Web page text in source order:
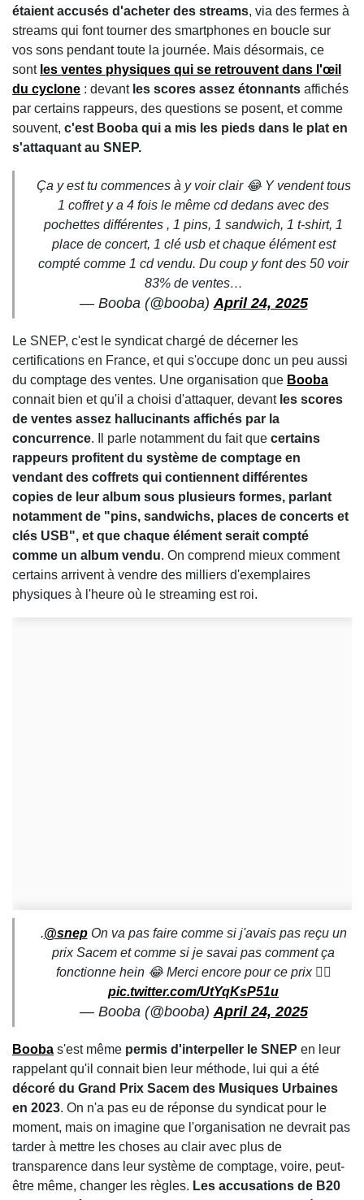
étaient accusés d'acheter des streams, via des fermes à
streams qui font tourner des smartphones en boucle sur
vos sons pendant toute la journée. Mais désormais, ce
sont les ventes physiques qui se retrouvent dans l'œil
du cyclone : devantles scores assez étonnants affichés
par certains rappeurs, des questions se posent, et comme
souvent, c'est Booba qui a mis les pieds dans le plat en
s'attaquant au SNEP.
Ça y est tu commences à y voir clair 😂 Y vendent tous
1 coffret y a 4 fois le même cd dedans avec des
pochettes différentes , 1 pins, 1 sandwich, 1 t-shirt, 1
place de concert, 1 clé usb et chaque élément est
compté comme 1 cd vendu. Du coup y font des 50 voir
83% de ventes…
— Booba (@booba)April 24, 2025
Le SNEP, c'est le syndicat chargé de décerner les
certifications en France, et qui s'occupe donc un peu aussi
du comptage des ventes. Une organisation que Booba
connait bien et qu'il a choisi d'attaquer, devant les scores
de ventes assez hallucinants affichés par la
concurrence. Il parle notamment du fait que certains
rappeurs profitent du système de comptage en
vendant des coffrets qui contiennent différentes
copies de leur album sous plusieurs formes, parlant
notamment de "pins, sandwichs, places de concerts et
clés USB", et que chaque élément serait compté
comme un album vendu. On comprend mieux comment
certains arrivent à vendre des milliers d'exemplaires
physiques à l'heure où le streaming est roi.
.@snepOn va pas faire comme si j'avais pas reçu un
prix Sacem et comme si je savai pas comment ça
fonctionne hein 😂 Merci encore pour ce prix 👍🏾
pic.twitter.com/UtYqKsP51u
— Booba (@booba)April 24, 2025
Booba s'est même permis d'interpeller le SNEP en leur
rappelant qu'il connait bien leur méthode, lui qui a été
décoré du Grand Prix Sacem des Musiques Urbaines
en 2023. On n'a pas eu de réponse du syndicat pour le
moment, mais on imagine que l'organisation ne devrait pas
tarder à mettre les choses au clair avec plus de
transparence dans leur système de comptage, voire, peut-
être même, changer les règles. Les accusations de B20